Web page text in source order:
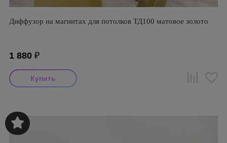
Диффузор на магнитах для потолков ТД100 матовое золото
1 880 ₽